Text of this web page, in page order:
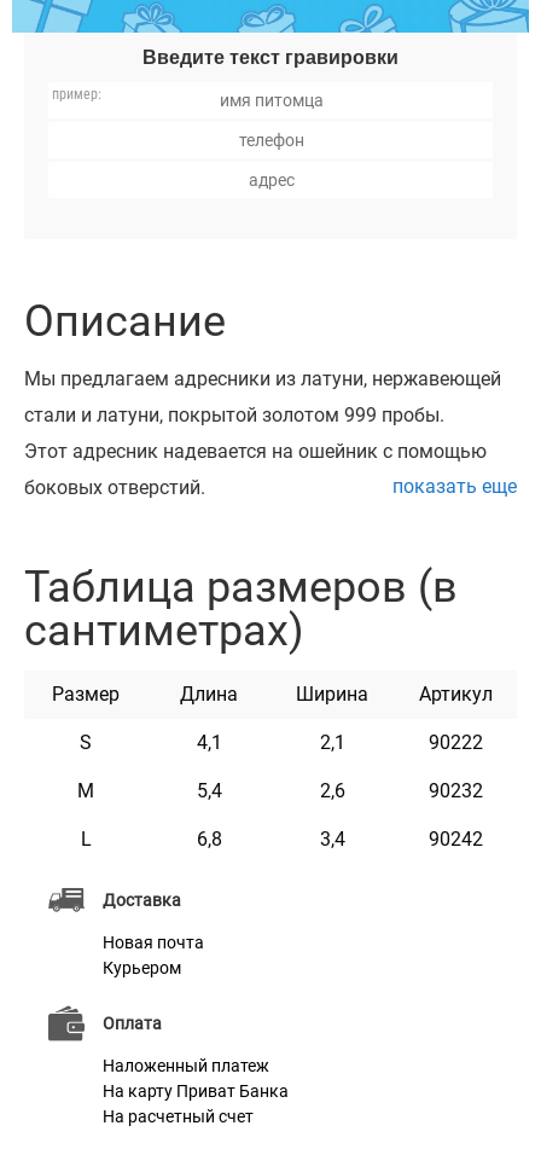
Доставка
Новая почта
Курьером
Оплата
Наложенный платеж
На карту Приват Банка
На расчетный счет
Введите текст гравировки
Описание
Мы предлагаем адресники из латуни, нержавеющей
стали и латуни, покрытой золотом 999 пробы.
Этот адресник надевается на ошейник с помощью
боковых отверстий.
полировки, при которой края обрабатываются таким
образом, чтобы предотвратить повреждение шерсти
Для нанесения гравировки мы используем
высокоточное лазерное оборудование, что позволяет
добиться качественного оформления выбранной
не затирается и не тускнеет в процессе носки.
Характеристики
Материал
показать еще
Таблица размеров (в
сантиметрах)
Размер Длина Ширина Артикул
S 4,1 2,1 90222
M 5,4 2,6 90232
L 6,8 3,4 90242